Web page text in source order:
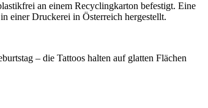
an einem Recyclingkarton befestigt. Eine
einer Druckerei in Österreich hergestellt.
– die Tattoos halten auf glatten Flächen